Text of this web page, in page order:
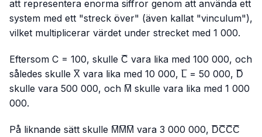
att representera enorma siffror genom att använda ett
system med ett "streck över" (även kallat "vinculum"),
vilket multiplicerar värdet under strecket med 1 000.
Eftersom C = 100, skulle C̅ vara lika med 100 000, och
således skulle X̅ vara lika med 10 000, L̅ = 50 000, D̅
skulle vara 500 000, och M̅ skulle vara lika med 1 000
000.
På liknande sätt skulle M̅M̅M̅ vara 3 000 000, D̅C̅C̅C̅